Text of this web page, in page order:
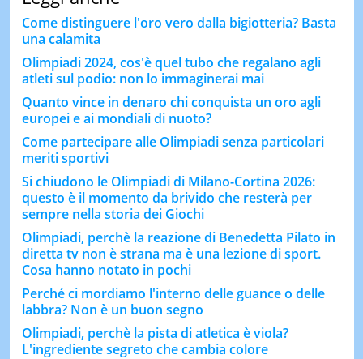
Come distinguere l'oro vero dalla bigiotteria? Basta
una calamita
Olimpiadi 2024, cos'è quel tubo che regalano agli
atleti sul podio: non lo immaginerai mai
Quanto vince in denaro chi conquista un oro agli
europei e ai mondiali di nuoto?
Come partecipare alle Olimpiadi senza particolari
meriti sportivi
Si chiudono le Olimpiadi di Milano-Cortina 2026:
questo è il momento da brivido che resterà per
sempre nella storia dei Giochi
Olimpiadi, perchè la reazione di Benedetta Pilato in
diretta tv non è strana ma è una lezione di sport.
Cosa hanno notato in pochi
Perché ci mordiamo l'interno delle guance o delle
labbra? Non è un buon segno
Olimpiadi, perchè la pista di atletica è viola?
L'ingrediente segreto che cambia colore